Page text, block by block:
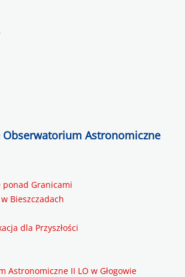
Obserwatorium Astronomiczne
Granicami
Bieszczadach
dla Przyszłości
Astronomiczne II LO w Głogowie